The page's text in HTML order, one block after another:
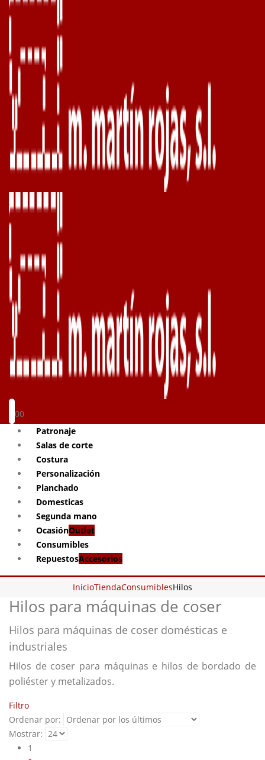
00
Patronaje
Salas de corte
Costura
Personalización
Planchado
Domesticas
Segunda mano
OcasiónOutlet
Consumibles
RepuestosAccesorios
InicioTiendaConsumiblesHilos
Hilos para máquinas de coser
Hilos para máquinas de coser domésticas e
industriales
Hilos de coser para máquinas e hilos de bordado de
poliéster y metalizados.
Filtro
Ordenar por:
Mostrar:
1